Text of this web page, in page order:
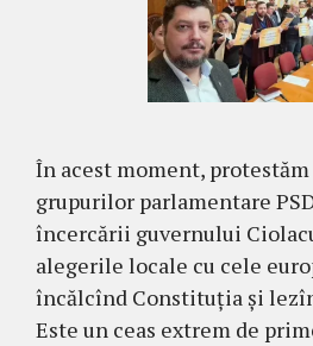
În acest moment,
grupurilor parlamentare
încercării guvernului
alegerile locale cu cele
încălcînd Constituția și
Este un ceas extrem de